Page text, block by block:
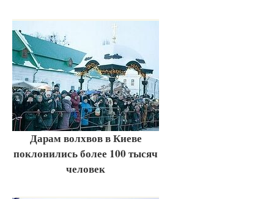
Дарам волхвов в Киеве
поклонились более 100 тысяч
человек